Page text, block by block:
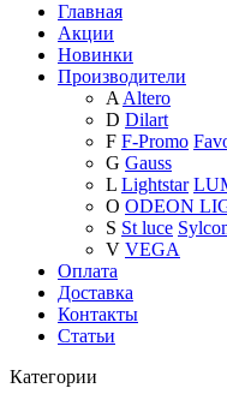
Главная
Акции
Новинки
Производители
AAltero
D Dilart
F F-Promo
G Gauss
L Lightstar
O ODEON
S St luce
V VEGA
Оплата
Доставка
Контакты
Статьи
Категории